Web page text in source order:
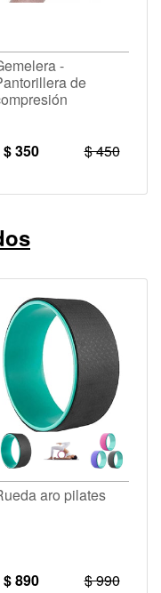
-
de
$ 350 $ 450
aro pilates
$ 890 $ 990